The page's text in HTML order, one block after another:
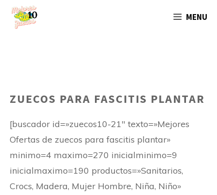
Saltar
MENU
ZUECOS PARA FASCITIS PLANTAR
[buscador id=»zuecos10-21″ texto=»Mejores
Ofertas de zuecos para fascitis plantar»
minimo=4 maximo=270 inicialminimo=9
inicialmaximo=190 productos=»Sanitarios,
Crocs, Madera, Mujer Hombre, Niña, Niño»